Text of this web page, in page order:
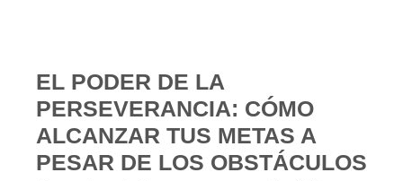
EL PODER DE LA
PERSEVERANCIA: CÓMO
ALCANZAR TUS METAS A
PESAR DE LOS OBSTÁCULOS